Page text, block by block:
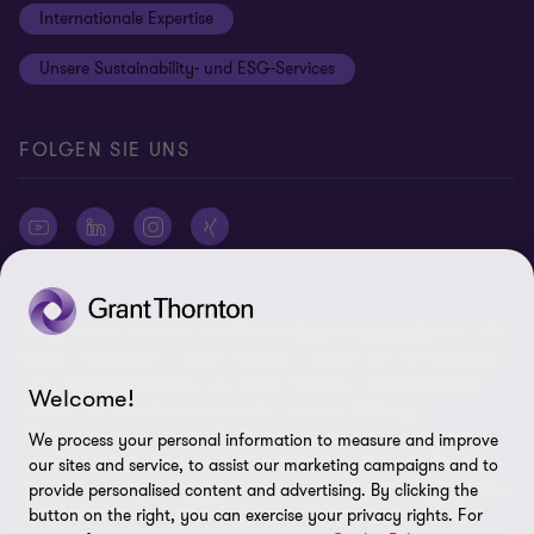
Login
Rechtliche Hinweise
Cookie-Einstellungen
Internationale Expertise
Unsere Sustainability- und ESG-Services
FOLGEN SIE UNS
© 2026 Grant Thornton AG Wirtschaftsprüfungsgesellschaft - Alle
unter der Mitgliedsfirmen der Grant Thornton International Ltd
(„GTIL“), je nach Kontext eine oder mehrere, Prüfungs-,
Steuerberatungs- und andere Beratungs-leistungen (insgesamt
„Leistungen“) für ihre Mandanten erbringen. Die Grant Thornton
AG Wirtschaftsprüfungsgesellschaft ist die deutsche Mitgliedsfirma
von GTIL. GTIL und deren Mitgliedsfirmen sind keine weltweite
Welcome!
We process your personal information to measure and improve
our sites and service, to assist our marketing campaigns and to
provide personalised content and advertising. By clicking the
button on the right, you can exercise your privacy rights. For